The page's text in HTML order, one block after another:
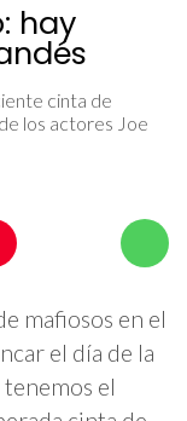
hay
cinta de
los actores Joe
mafiosos en el
el día de la
el